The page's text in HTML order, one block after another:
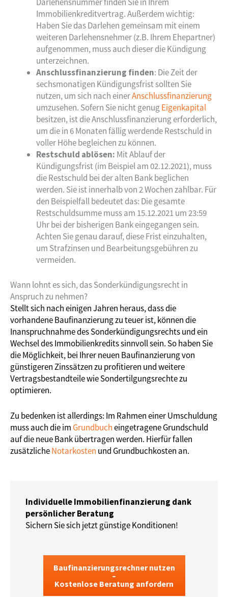
Immobilienkreditvertrag. Außerdem wichtig:
Haben Sie das Darlehen gemeinsam mit einem
weiteren Darlehensnehmer (z.B. Ihrem Ehepartner)
aufgenommen, muss auch dieser die Kündigung
unterzeichnen.
Anschlussfinanzierung finden: Die Zeit der
sechsmonatigen Kündigungsfrist sollten Sie
nutzen, um sich nach einerAnschlussfinanzierung
umzusehen. Sofern Sie nicht genugEigenkapital
besitzen, ist die Anschlussfinanzierung erforderlich,
um die in 6 Monaten fällig werdende Restschuld in
voller Höhe begleichen zu können.
Restschuld ablösen: Mit Ablauf der
Kündigungsfrist (im Beispiel am 02.12.2021), muss
die Restschuld bei der alten Bank beglichen
werden. Sie ist innerhalb von 2 Wochen zahlbar. Für
den Beispielfall bedeutet das: Die gesamte
Restschuldsumme muss am 15.12.2021 um 23:59
Uhr bei der bisherigen Bank eingegangen sein.
Achten Sie genau darauf, diese Frist einzuhalten,
um Strafzinsen und Bearbeitungsgebühren zu
vermeiden.
Wann lohnt es sich, das Sonderkündigungsrecht in
Anspruch zu nehmen?
Stellt sich nach einigen Jahren heraus, dass die
vorhandene Baufinanzierung zu teuer ist, können die
Inanspruchnahme des Sonderkündigungsrechts und ein
Wechsel des Immobilienkredits sinnvoll sein. So haben Sie
die Möglichkeit, bei Ihrer neuen Baufinanzierung von
günstigeren Zinssätzen zu profitieren und weitere
Vertragsbestandteile wie Sondertilgungsrechte zu
optimieren.
Zu bedenken ist allerdings: Im Rahmen einer Umschuldung
muss auch die im Grundbucheingetragene Grundschuld
auf die neue Bank übertragen werden. Hierfür fallen
zusätzlicheNotarkosten und Grundbuchkosten an.
Individuelle Immobilienfinanzierung dank
persönlicher Beratung
Sichern Sie sich jetzt günstige Konditionen!
Baufinanzierungsrechner nutzen
–
Kostenlose Beratung anfordern